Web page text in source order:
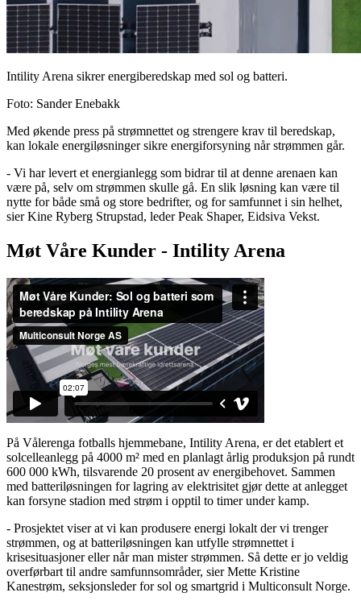
Intility Arena sikrer energiberedskap med sol og batteri.
Foto: Sander Enebakk
Med økende press på strømnettet og strengere krav til beredskap,
kan lokale energiløsninger sikre energiforsyning når strømmen går.
- Vi har levert et energianlegg som bidrar til at denne arenaen kan
være på, selv om strømmen skulle gå. En slik løsning kan være til
nytte for både små og store bedrifter, og for samfunnet i sin helhet,
sier Kine Ryberg Strupstad, leder Peak Shaper, Eidsiva Vekst.
Møt Våre Kunder - Intility Arena
På Vålerenga fotballs hjemmebane, Intility Arena, er det etablert et
solcelleanlegg på 4000 m² med en planlagt årlig produksjon på rundt
600 000 kWh, tilsvarende 20 prosent av energibehovet. Sammen
med batteriløsningen for lagring av elektrisitet gjør dette at anlegget
kan forsyne stadion med strøm i opptil to timer under kamp.
- Prosjektet viser at vi kan produsere energi lokalt der vi trenger
strømmen, og at batteriløsningen kan utfylle strømnettet i
krisesituasjoner eller når man mister strømmen. Så dette er jo veldig
overførbart til andre samfunnsområder, sier Mette Kristine
Kanestrøm, seksjonsleder for sol og smartgrid i Multiconsult Norge.